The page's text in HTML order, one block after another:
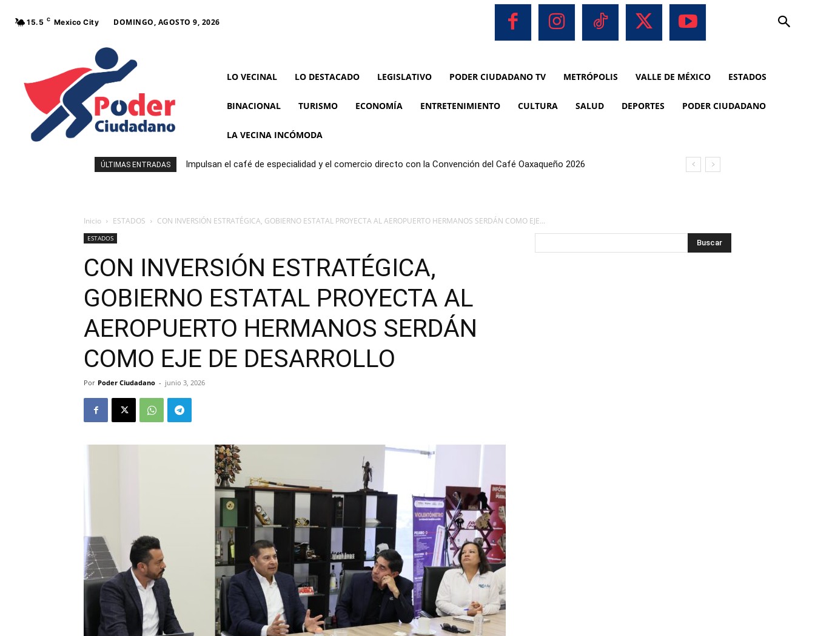
15.5 C Mexico City DOMINGO, AGOSTO 9, 2026
LO VECINAL LO DESTACADO LEGISLATIVO PODER CIUDADANO TV METRÓPOLIS VALLE DE MÉXICO ESTADOS
BINACIONAL TURISMO ECONOMÍA ENTRETENIMIENTO CULTURA SALUD DEPORTES PODER CIUDADANO
LA VECINA INCÓMODA
ÚLTIMAS ENTRADAS Impulsan el café de especialidad y el comercio directo con la Convención del Café Oaxaqueño 2026
Inicio ESTADOS CON INVERSIÓN ESTRATÉGICA, GOBIERNO ESTATAL PROYECTA AL AEROPUERTO HERMANOS SERDÁN COMO EJE...
ESTADOS
CON INVERSIÓN ESTRATÉGICA,
GOBIERNO ESTATAL PROYECTA AL
AEROPUERTO HERMANOS SERDÁN
COMO EJE DE DESARROLLO
Por Poder Ciudadano - junio 3, 2026